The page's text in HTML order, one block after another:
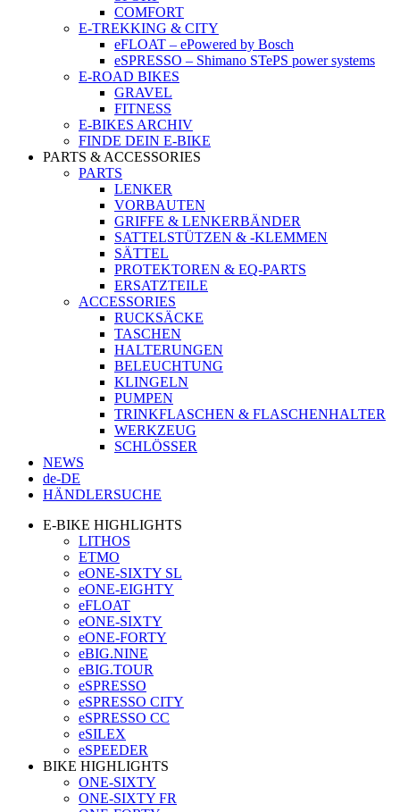
COMFORT
E-TREKKING & CITY
eFLOAT – ePowered by Bosch
eSPRESSO – Shimano STePS power systems
E-ROAD BIKES
GRAVEL
FITNESS
E-BIKES ARCHIV
FINDE DEIN E-BIKE
PARTS & ACCESSORIES
PARTS
LENKER
VORBAUTEN
GRIFFE & LENKERBÄNDER
SATTELSTÜTZEN & -KLEMMEN
SÄTTEL
PROTEKTOREN & EQ-PARTS
ERSATZTEILE
ACCESSORIES
RUCKSÄCKE
TASCHEN
HALTERUNGEN
BELEUCHTUNG
KLINGELN
PUMPEN
TRINKFLASCHEN & FLASCHENHALTER
WERKZEUG
SCHLÖSSER
NEWS
de-DE
HÄNDLERSUCHE
E-BIKE HIGHLIGHTS
LITHOS
ETMO
eONE-SIXTY SL
eONE-EIGHTY
eFLOAT
eONE-SIXTY
eONE-FORTY
eBIG.NINE
eBIG.TOUR
eSPRESSO
eSPRESSO CITY
eSPRESSO CC
eSILEX
eSPEEDER
BIKE HIGHLIGHTS
ONE-SIXTY
ONE-SIXTY FR